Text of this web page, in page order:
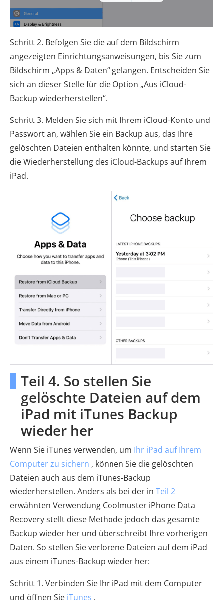
Schritt 2. Befolgen Sie die auf dem Bildschirm
angezeigten Einrichtungsanweisungen, bis Sie zum
Bildschirm „Apps & Daten“ gelangen. Entscheiden Sie
sich an dieser Stelle für die Option „Aus iCloud-
Backup wiederherstellen“.
Schritt 3. Melden Sie sich mit Ihrem iCloud-Konto und
Passwort an, wählen Sie ein Backup aus, das Ihre
gelöschten Dateien enthalten könnte, und starten Sie
die Wiederherstellung des iCloud-Backups auf Ihrem
iPad.
Teil 4. So stellen Sie
gelöschte Dateien auf dem
iPad mit iTunes Backup
wieder her
Wenn Sie iTunes verwenden, um Ihr iPad auf Ihrem
Computer zu sichern , können Sie die gelöschten
Dateien auch aus dem iTunes-Backup
wiederherstellen. Anders als bei der in Teil 2
erwähnten Verwendung Coolmuster iPhone Data
Recovery stellt diese Methode jedoch das gesamte
Backup wieder her und überschreibt Ihre vorherigen
Daten. So stellen Sie verlorene Dateien auf dem iPad
aus einem iTunes-Backup wieder her:
Schritt 1. Verbinden Sie Ihr iPad mit dem Computer
und öffnen Sie iTunes .